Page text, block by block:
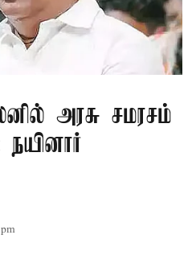
அரசு சமரசம்